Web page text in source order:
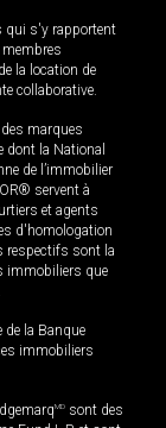
qui s'y rapportent
la location de
collaborative.
marques
dont la National
de l’immobilier
servent à
et agents
d'homologation
respectifs sont la
immobiliers que
de la Banque
immobiliers
MD sont des